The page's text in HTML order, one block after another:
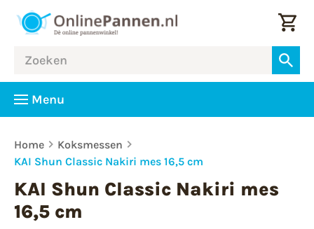
Menu
Home
Koksmessen
KAI Shun Classic Nakiri mes 16,5 cm
KAI Shun Classic Nakiri mes
16,5 cm